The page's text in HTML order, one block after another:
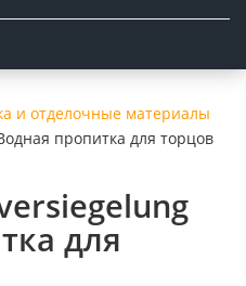
и отделочные материалы
пропитка для торцов
для